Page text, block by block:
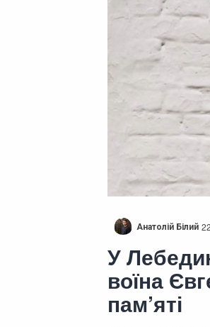
Анатолій Білий
У
воїна
пам’яті